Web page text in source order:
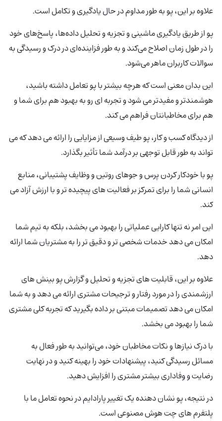
علاوه بر این، پو به طور مداوم در حال یادگیری و تکامل است.
پو از طریق یادگیری ماشینی و تجزیه و تحلیل داده‌ها، پاسخ‌های خود
را در طول زمان اصلاح می‌کند و به طور فزاینده‌ای در درک و رسیدگی به
سوالات کاربران ماهر می‌شود.
این بدان معنی است که هرچه بیشتر با پو تعامل داشته باشید،
هوشمندتر و مفیدتر می شود و تجربه ای رو به بهبود هم برای شما و
هم برای مخاطبانتان فراهم می کند.
از دیدگاه کسب و کار، پو طیف وسیعی از مزایایی را ارائه می دهد که می
تواند به طور قابل توجهی بر درآمد شما تأثیر بگذارد.
پو با خودکار کردن پرس و جوهای روتین و وظایف پشتیبانی، منابع
انسانی شما را برای تمرکز بر فعالیت های پیچیده تر و با ارزش آزاد می
کند.
این امر نه تنها کارایی عملیاتی را بهبود می بخشد، بلکه به تیم شما
امکان می دهد خدمات شخصی تر و دقیق تر را به مشتریان شما ارائه
دهد.
علاوه بر این، قابلیت های تجزیه و تحلیل و گزارش پو بینش های
ارزشمندی را در مورد رفتار و ترجیحات مشتری ارائه می دهد و به شما
امکان می دهد تصمیمات مبتنی بر داده بگیرید که تجربه کلی مشتری
شما را بهبود می بخشد.
با درک نیازها و نکات مخاطبان خود، می‌توانید به طور فعال به
مسائل رسیدگی کنید، پیشنهادات خود را بهینه کنید و در نهایت
رضایت و وفاداری بیشتر مشتری را افزایش دهید.
در نتیجه، پو نشان دهنده یک تغییر پارادایم در نحوه تعامل ما با
پلتفرم های چت هوش مصنوعی است.